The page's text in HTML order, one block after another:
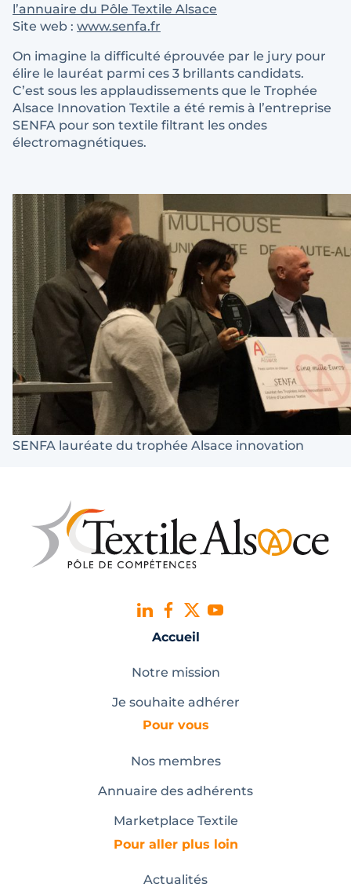
l’annuaire du Pôle Textile Alsace
Site web : www.senfa.fr
On imagine la difficulté éprouvée par le jury pour
élire le lauréat parmi ces 3 brillants candidats.
C’est sous les applaudissements que le Trophée
Alsace Innovation Textile a été remis à l’entreprise
SENFA pour son textile filtrant les ondes
électromagnétiques.
SENFA lauréate du trophée Alsace innovation
Accueil
Notre mission
Je souhaite adhérer
Pour vous
Nos membres
Annuaire des adhérents
Marketplace Textile
Pour aller plus loin
Actualités